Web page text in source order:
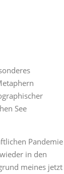
See
Pandemie
in den
meines jetzt